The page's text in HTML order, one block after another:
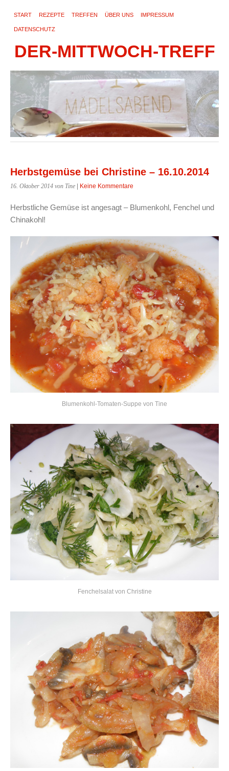
START REZEPTE TREFFEN ÜBER UNS IMPRESSUM
DATENSCHUTZ
DER-MITTWOCH-TREFF
Herbstgemüse bei Christine – 16.10.2014
16. Oktober 2014 von Tine | Keine Kommentare
Herbstliche Gemüse ist angesagt – Blumenkohl, Fenchel und
Chinakohl!
Blumenkohl-Tomaten-Suppe von Tine
Fenchelsalat von Christine